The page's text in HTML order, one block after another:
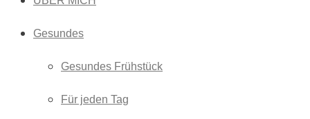
Gesundes
Gesundes Frühstück
Für jeden Tag